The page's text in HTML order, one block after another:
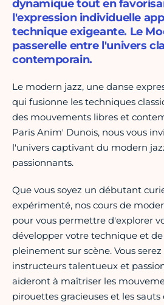
dynamique tout en
l'expression individuelle
technique exigeante. Le
passerelle entre l'univers
contemporain.
Le modern jazz, une danse
qui fusionne les techniques
des mouvements libres et
Paris Anim' Dunois, nous vous
l'univers captivant du modern
passionnants.
Que vous soyez un débutant
expérimenté, nos cours de
pour vous permettre d'explorer
développer votre technique et
pleinement sur scène. Vous
instructeurs talentueux et
aideront à maîtriser les
pirouettes gracieuses et les